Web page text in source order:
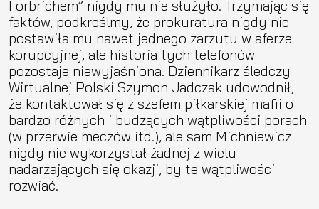
Forbrichem” nigdy mu nie służyło. Trzymając się
faktów, podkreślmy, że prokuratura nigdy nie
postawiła mu nawet jednego zarzutu w aferze
korupcyjnej, ale historia tych telefonów
pozostaje niewyjaśniona. Dziennikarz śledczy
Wirtualnej Polski Szymon Jadczak udowodnił,
że kontaktował się z szefem piłkarskiej mafii o
bardzo różnych i budzących wątpliwości porach
(w przerwie meczów itd.), ale sam Michniewicz
nigdy nie wykorzystał żadnej z wielu
nadarzających się okazji, by te wątpliwości
rozwiać.